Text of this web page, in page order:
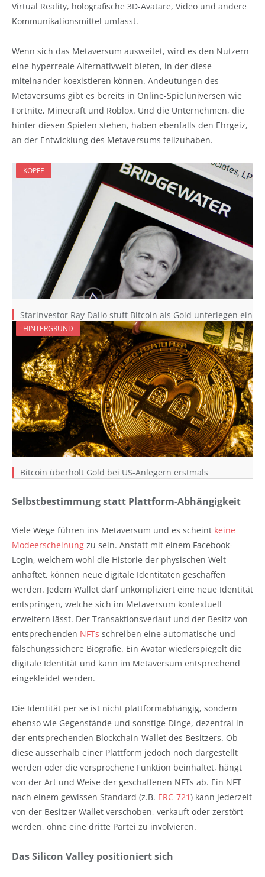
Virtual Reality, holografische 3D-Avatare, Video und andere
Kommunikationsmittel umfasst.
Wenn sich das Metaversum ausweitet, wird es den Nutzern
eine hyperreale Alternativwelt bieten, in der diese
miteinander koexistieren können. Andeutungen des
Metaversums gibt es bereits in Online-Spieluniversen wie
Fortnite, Minecraft und Roblox. Und die Unternehmen, die
hinter diesen Spielen stehen, haben ebenfalls den Ehrgeiz,
an der Entwicklung des Metaversums teilzuhaben.
KÖPFE
Starinvestor Ray Dalio stuft Bitcoin als Gold unterlegen ein
HINTERGRUND
Bitcoin überholt Gold bei US-Anlegern erstmals
Selbstbestimmung statt Plattform-Abhängigkeit
Viele Wege führen ins Metaversum und es scheint keine
Modeerscheinung zu sein. Anstatt mit einem Facebook-
Login, welchem wohl die Historie der physischen Welt
anhaftet, können neue digitale Identitäten geschaffen
werden. Jedem Wallet darf unkompliziert eine neue Identität
entspringen, welche sich im Metaversum kontextuell
erweitern lässt. Der Transaktionsverlauf und der Besitz von
entsprechenden NFTs schreiben eine automatische und
fälschungssichere Biografie. Ein Avatar wiederspiegelt die
digitale Identität und kann im Metaversum entsprechend
eingekleidet werden.
Die Identität per se ist nicht plattformabhängig, sondern
ebenso wie Gegenstände und sonstige Dinge, dezentral in
der entsprechenden Blockchain-Wallet des Besitzers. Ob
diese ausserhalb einer Plattform jedoch noch dargestellt
werden oder die versprochene Funktion beinhaltet, hängt
von der Art und Weise der geschaffenen NFTs ab. Ein NFT
nach einem gewissen Standard (z.B. ERC-721) kann jederzeit
von der Besitzer Wallet verschoben, verkauft oder zerstört
werden, ohne eine dritte Partei zu involvieren.
Das Silicon Valley positioniert sich